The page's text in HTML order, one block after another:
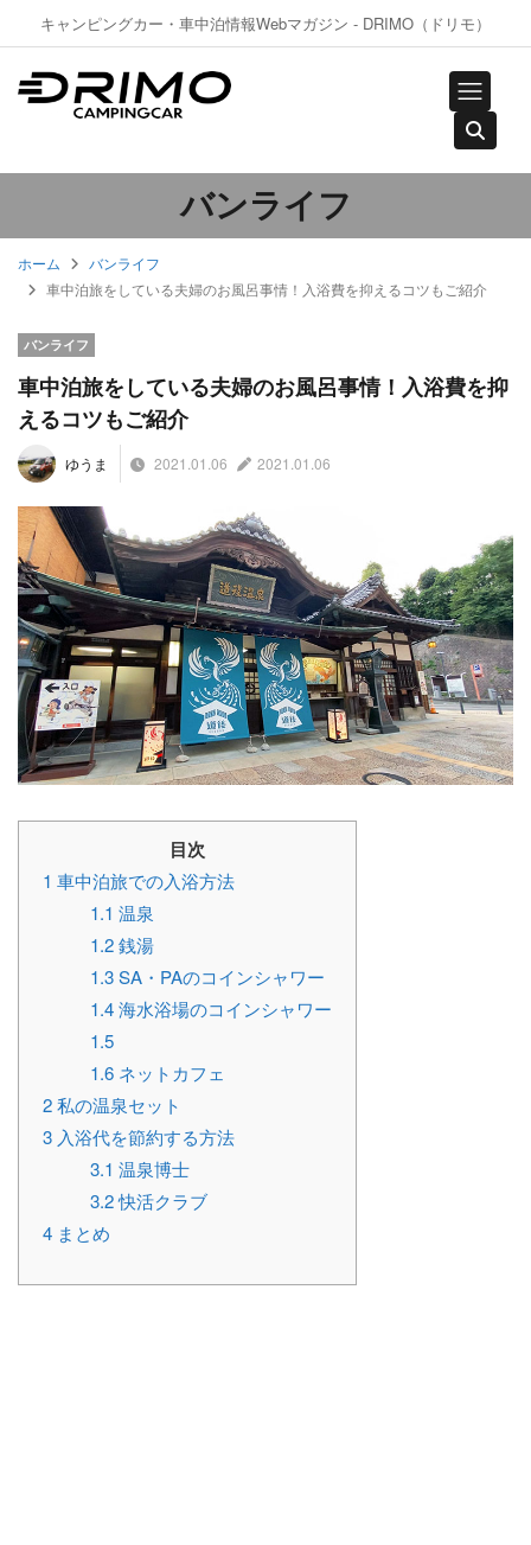
キャンピングカー・車中泊情報Webマガジン - DRIMO（ドリモ）
バンライフ
ホーム
バンライフ
車中泊旅をしている夫婦のお風呂事情！入浴費を抑えるコツもご紹介
バンライフ
車中泊旅をしている夫婦のお風呂事情！入浴費を抑
えるコツもご紹介
ゆうま 2021.01.06 2021.01.06
目次
1 車中泊旅での入浴方法
1.1 温泉
1.2銭湯
1.3SA・PAのコインシャワー
1.4海水浴場のコインシャワー
1.5
1.6 ネットカフェ
2私の温泉セット
3 入浴代を節約する方法
3.1 温泉博士
3.2快活クラブ
4 まとめ